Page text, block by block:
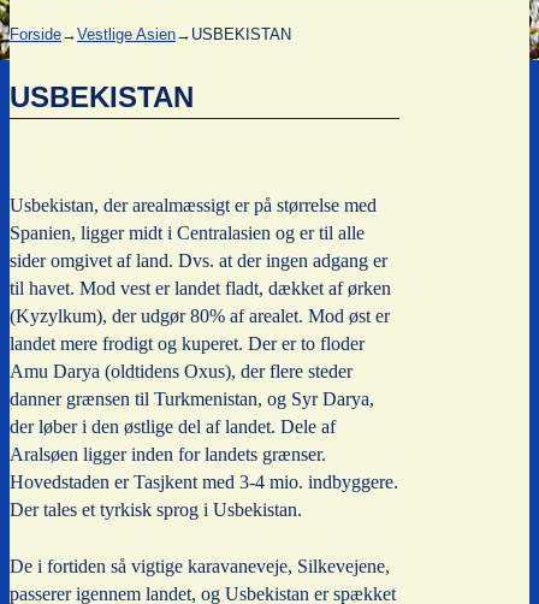
Forside→Vestlige Asien→ USBEKISTAN
USBEKISTAN
Usbekistan, der arealmæssigt er på størrelse med
Spanien, ligger midt i Centralasien og er til alle
sider omgivet af land. Dvs. at der ingen adgang er
til havet. Mod vest er landet fladt, dækket af ørken
(Kyzylkum), der udgør 80% af arealet. Mod øst er
landet mere frodigt og kuperet. Der er to floder
Amu Darya (oldtidens Oxus), der flere steder
danner grænsen til Turkmenistan, og Syr Darya,
der løber i den østlige del af landet. Dele af
Aralsøen ligger inden for landets grænser.
Hovedstaden er Tasjkent med 3-4 mio. indbyggere.
Der tales et tyrkisk sprog i Usbekistan.
De i fortiden så vigtige karavaneveje, Silkevejene,
passerer igennem landet, og Usbekistan er spækket